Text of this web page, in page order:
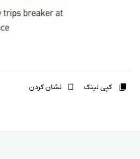
کپی لینک نشان کردن